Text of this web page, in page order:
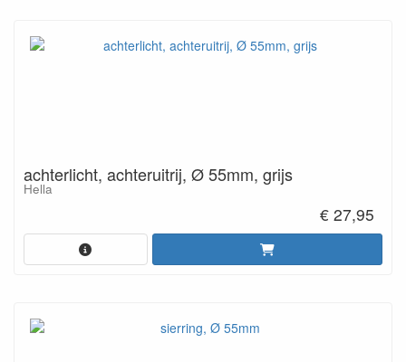
achterlicht, achteruitrij, Ø 55mm, grijs
Hella
€ 27,95